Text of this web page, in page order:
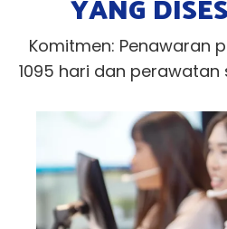
Komitmen: Penawaran
1095 hari dan